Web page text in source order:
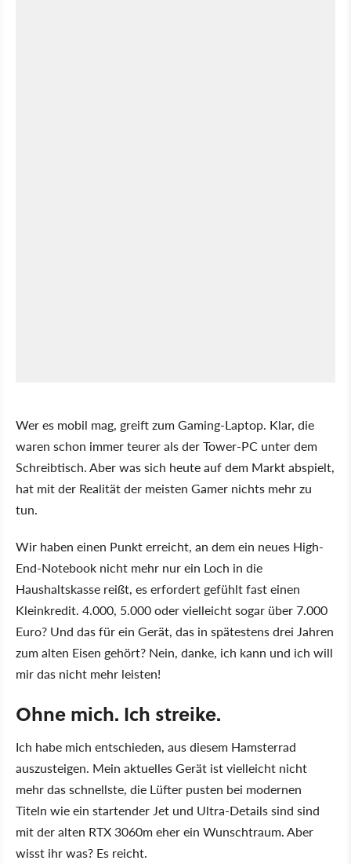
Wer es mobil mag, greift zum Gaming-Laptop. Klar, die
waren schon immer teurer als der Tower-PC unter dem
Schreibtisch. Aber was sich heute auf dem Markt abspielt,
hat mit der Realität der meisten Gamer nichts mehr zu
tun.
Wir haben einen Punkt erreicht, an dem ein neues High-
End-Notebook nicht mehr nur ein Loch in die
Haushaltskasse reißt, es erfordert gefühlt fast einen
Kleinkredit. 4.000, 5.000 oder vielleicht sogar über 7.000
Euro? Und das für ein Gerät, das in spätestens drei Jahren
zum alten Eisen gehört? Nein, danke, ich kann und ich will
mir das nicht mehr leisten!
Ohne mich. Ich streike.
Ich habe mich entschieden, aus diesem Hamsterrad
auszusteigen. Mein aktuelles Gerät ist vielleicht nicht
mehr das schnellste, die Lüfter pusten bei modernen
Titeln wie ein startender Jet und Ultra-Details sind sind
mit der alten RTX 3060m eher ein Wunschtraum. Aber
wisst ihr was? Es reicht.